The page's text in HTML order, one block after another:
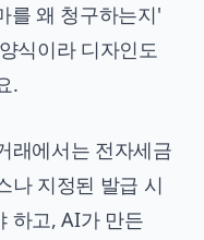
를 왜 청구하는지'
식이라 디자인도
.
래에서는 전자세금
나 지정된 발급 시
하고, AI가 만든